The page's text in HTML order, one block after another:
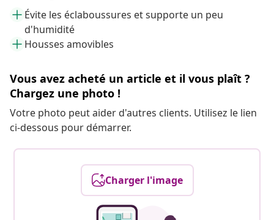
Évite les éclaboussures et supporte un peu
d'humidité
Housses amovibles
Vous avez acheté un article et il vous plaît ?
Chargez une photo !
Votre photo peut aider d'autres clients. Utilisez le lien
ci-dessous pour démarrer.
Charger l'image